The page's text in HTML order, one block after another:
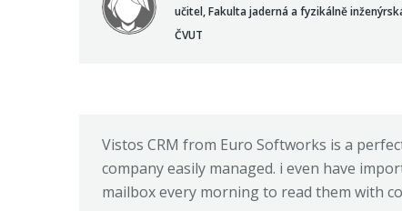
učitel, Fakulta jaderná a fyzikálně
ČVUT
Vistos CRM from Euro Softworks is a
company easily managed. i even have
mailbox every morning to read them with